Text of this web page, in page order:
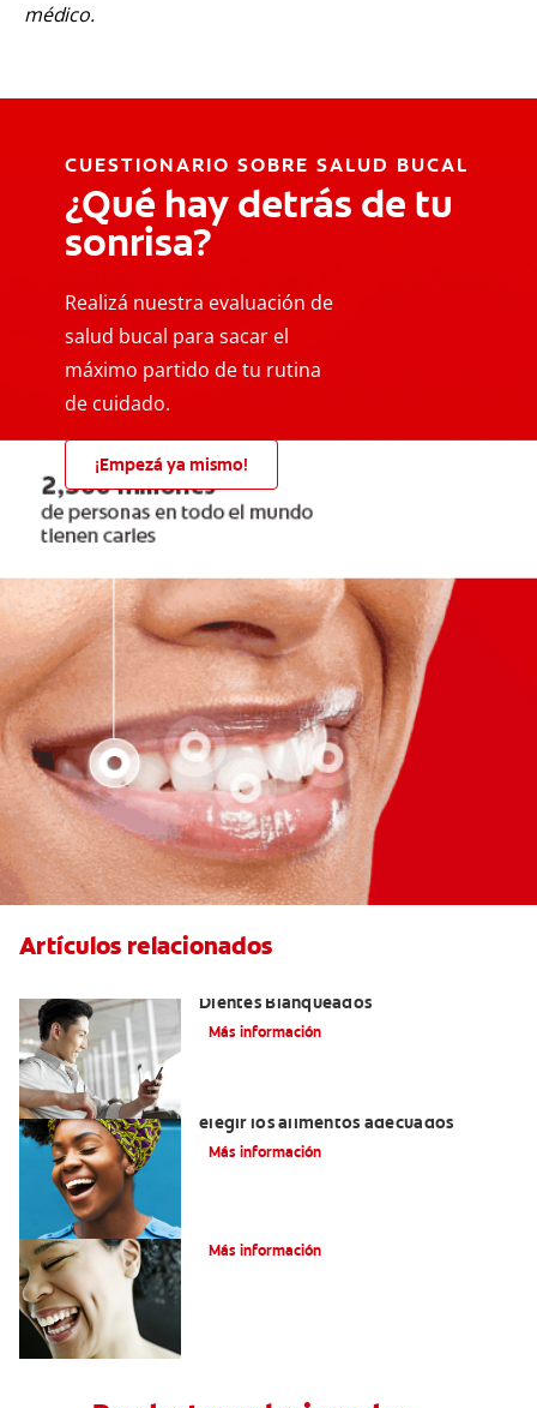
médico.
CUESTIONARIO SOBRE SALUD BUCAL
¿Qué hay detrás de tu
sonrisa?
Realizá nuestra evaluación de
salud bucal para sacar el
máximo partido de tu rutina
de cuidado.
¡Empezá ya mismo!
Artículos relacionados
Dientes Blanqueados
Más información
elegir los alimentos adecuados
Más información
Más información